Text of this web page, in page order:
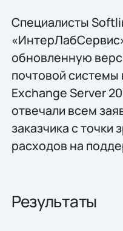
Специалисты
обновленную
почтовой
Exchange Server
отвечали всем
заказчика с точки
расходов на
Результаты